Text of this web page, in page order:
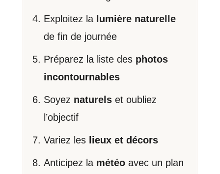
Exploitez la lumière naturelle
de fin de journée
Préparez la liste des photos
incontournables
Soyez naturelset oubliez
l’objectif
Variez les lieux et décors
Anticipez la météoavec un plan